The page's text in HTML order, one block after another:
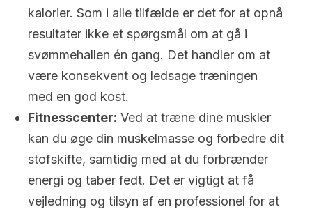
kalorier. Som i alle tilfælde er det for at opnå
resultater ikke et spørgsmål om at gå i
svømmehallen én gang. Det handler om at
være konsekvent og ledsage træningen
med en god kost.
Fitnesscenter: Ved at træne dine muskler
kan du øge din muskelmasse og forbedre dit
stofskifte, samtidig med at du forbrænder
energi og taber fedt. Det er vigtigt at få
vejledning og tilsyn af en professionel for at